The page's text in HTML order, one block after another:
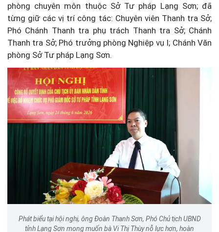
phòng chuyên môn thuộc Sở Tư pháp Lạng Sơn; đã
từng giữ các vị trí công tác: Chuyên viên Thanh tra Sở;
Phó Chánh Thanh tra phụ trách Thanh tra Sở; Chánh
Thanh tra Sở; Phó trưởng phòng Nghiệp vụ I; Chánh Văn
phòng Sở Tư pháp Lạng Sơn.
Phát biểu tại hội nghị, ông Đoàn Thanh Sơn, Phó Chủ tịch UBND
tỉnh Lạng Sơn mong muốn bà Vi Thị Thùy nỗ lực hơn, hoàn